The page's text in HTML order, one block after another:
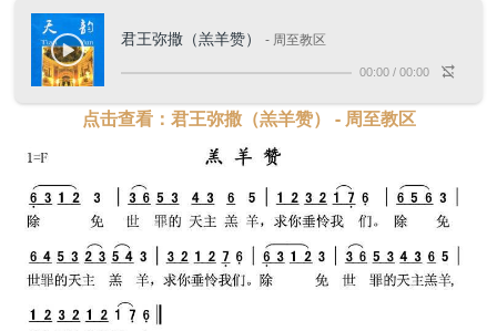
君王弥撒（羔羊赞） - 周至教区
00:00 / 00:00
点击查看：君王弥撒（羔羊赞） - 周至教区